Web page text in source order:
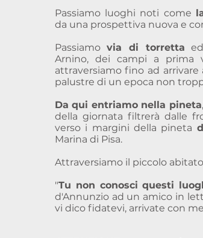
Passiamo luoghi noti come
da una prospettiva nuova e
Passiamovia di torretta
Arnino, dei campi a prima
attraversiamo fino ad arrivare
palustre di un epoca non
Da qui entriamo nella pineta
della giornata filtrerà dalle
verso i margini della pineta
Marina di Pisa.
Attraversiamo il piccolo
"Tu non conosci questi
d'Annunzio ad un amico in
vi dico fidatevi, arrivate con